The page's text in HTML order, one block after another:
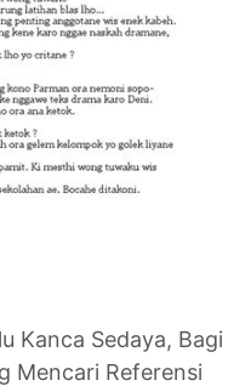
Kanca Sedaya, Bagi
Mencari Referensi